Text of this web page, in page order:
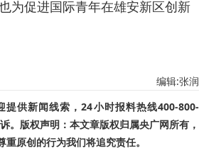
为促进国际青年在雄安新区创新
编辑:张润
供新闻线索，24小时报料热线400-800-
。版权声明：本文章版权归属央广网所有，
原创的行为我们将追究责任。